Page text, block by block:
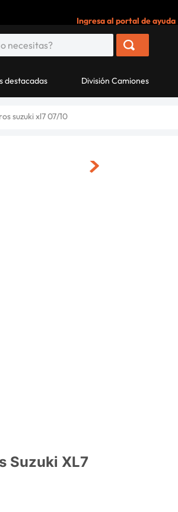
Ingresa al portal de ayuda
destacadas División Camiones
suzuki xl7 07/10
Suzuki XL7